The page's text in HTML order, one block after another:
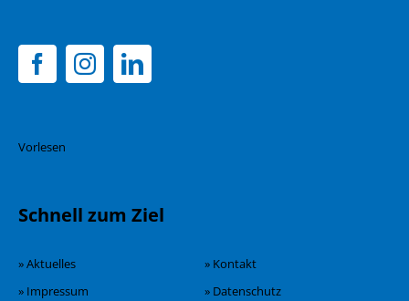
Vorlesen
Schnell zum Ziel
» Aktuelles
» Kontakt
» Impressum
» Datenschutz